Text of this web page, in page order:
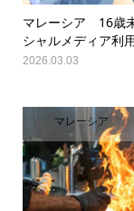
マレーシア 16歳
シャルメディア利
2026.03.03
マレーシア